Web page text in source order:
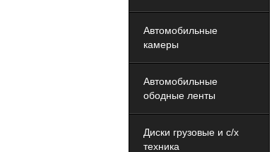
Автомобильные
камеры
Автомобильные
ободные ленты
Диски грузовые и с/х
техника